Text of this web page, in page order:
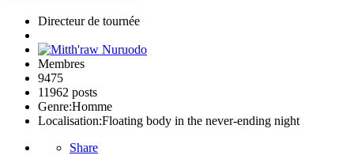
Directeur de tournée
Membres
9475
11962 posts
Genre:Homme
Localisation:Floating body in the never-ending night
Share